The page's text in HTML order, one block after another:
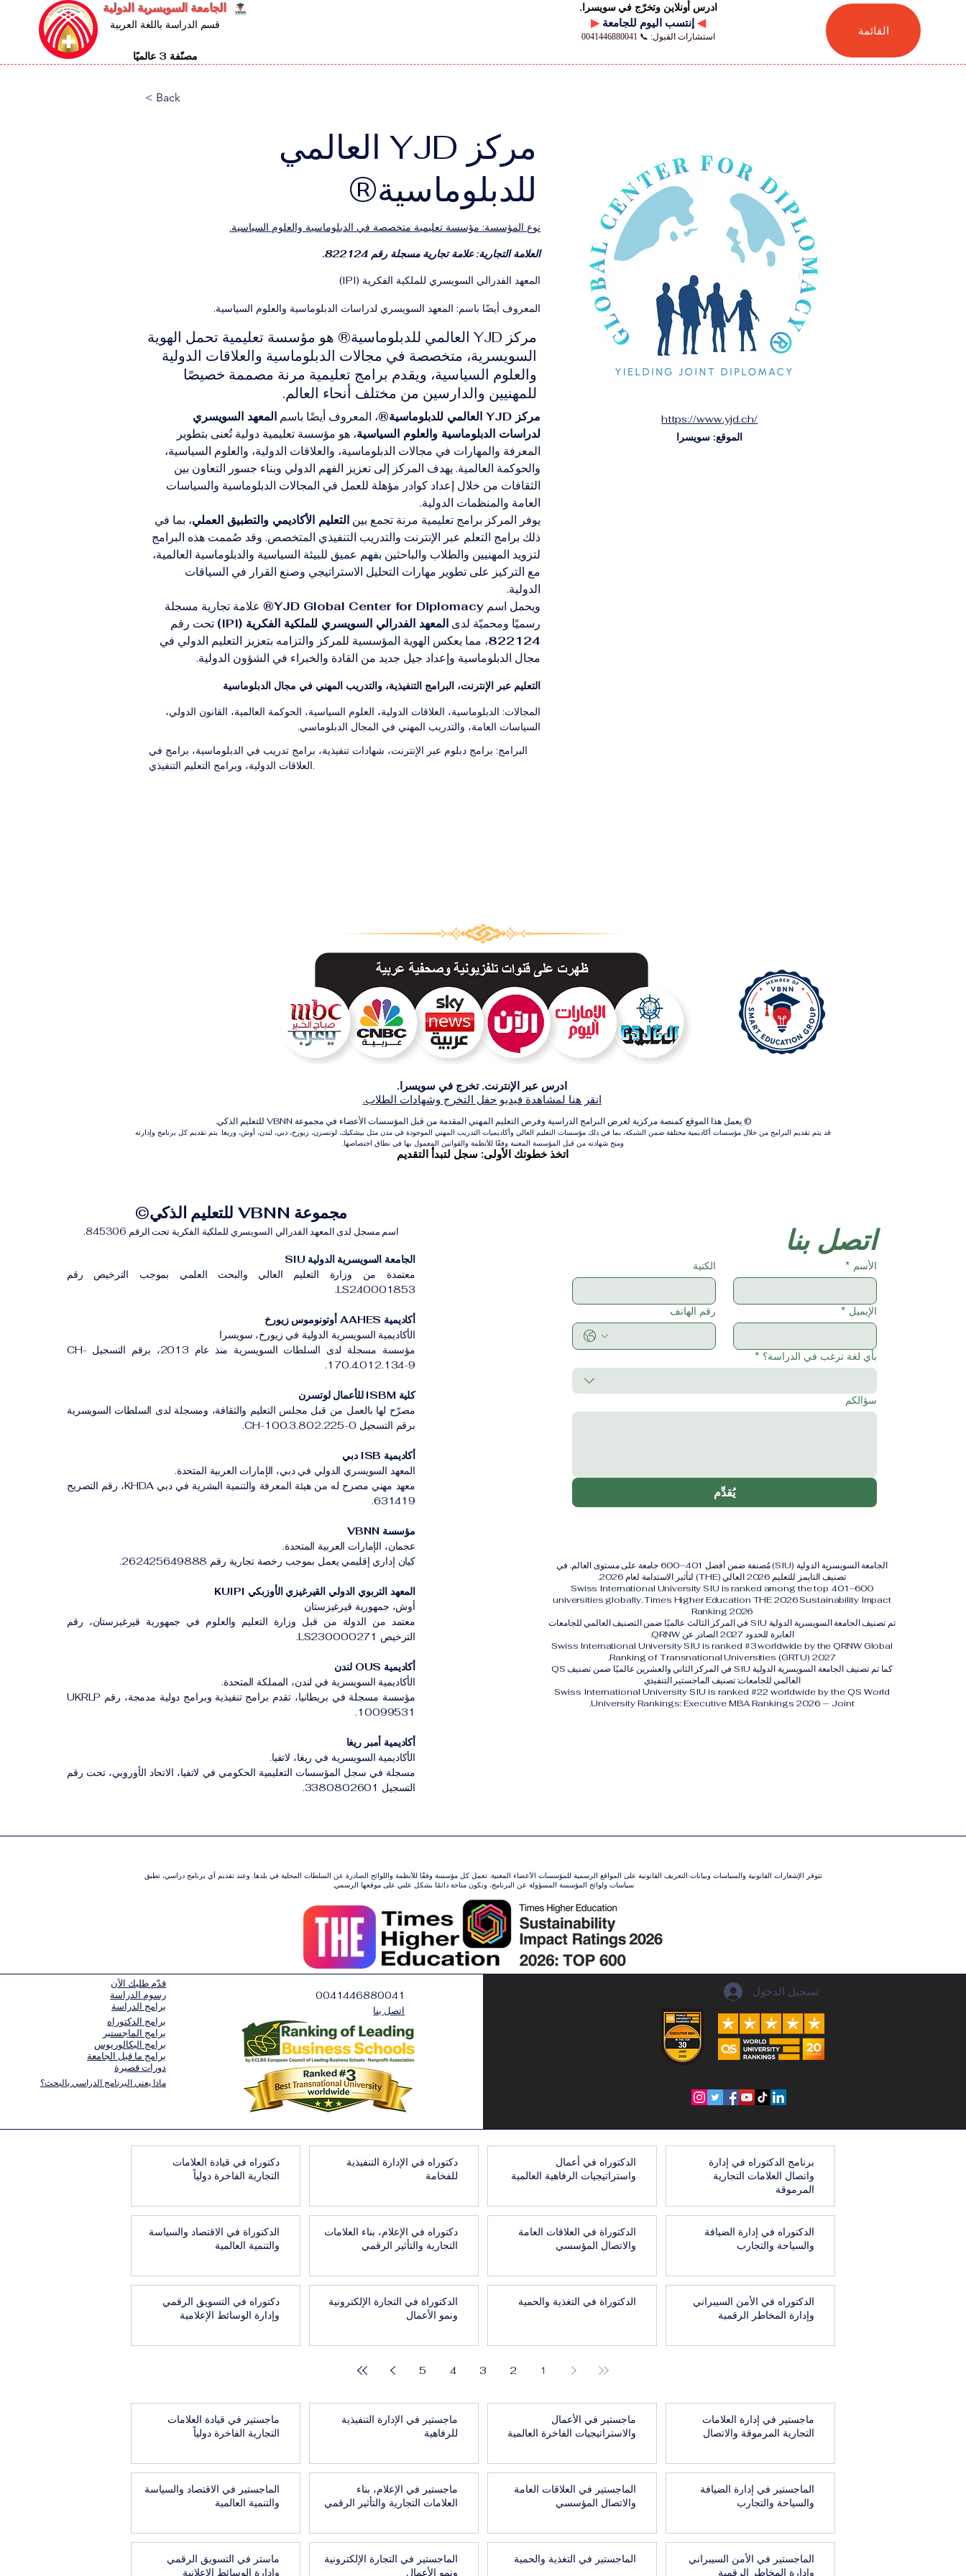
الجامعة السويسرية الدولية
قسم الدراسة باللغة العربية
مصنّفة 3 عالميًا
ادرس أونلاين وتخرّج في سويسرا.
▶ ◀
استشارات القبول: 📞 0041446880041 القائمة
< Back
مركز YJD العالمي
للدبلوماسية®
نوع المؤسسة: مؤسسة تعليمية متخصصة في الدبلوماسية والعلوم السياسية.
العلامة التجارية: علامة تجارية مسجلة رقم 822124.
المعهد الفدرالي السويسري للملكية الفكرية (IPI)
المعروف أيضًا باسم: المعهد السويسري لدراسات الدبلوماسية والعلوم السياسية.
مركز YJD العالمي للدبلوماسية® هو مؤسسة تعليمية تحمل الهوية
السويسرية، متخصصة في مجالات الدبلوماسية والعلاقات الدولية
والعلوم السياسية، ويقدم برامج تعليمية مرنة مصممة خصيصًا
للمهنيين والدارسين من مختلف أنحاء العالم.
مركز YJD العالمي للدبلوماسية® ، المعروف أيضًا باسم المعهد السويسري
لدراسات الدبلوماسية والعلوم السياسية، هو مؤسسة تعليمية دولية تُعنى بتطوير
المعرفة والمهارات في مجالات الدبلوماسية، والعلاقات الدولية، والعلوم السياسية،
والحوكمة العالمية. يهدف المركز إلى تعزيز الفهم الدولي وبناء جسور التعاون بين
الثقافات من خلال إعداد كوادر مؤهلة للعمل في المجالات الدبلوماسية والسياسات
العامة والمنظمات الدولية.
يوفر المركز برامج تعليمية مرنة تجمع بين التعليم الأكاديمي والتطبيق العملي، بما في
ذلك برامج التعلم عبر الإنترنت والتدريب التنفيذي المتخصص. وقد صُممت هذه البرامج
لتزويد المهنيين والطلاب والباحثين بفهم عميق للبيئة السياسية والدبلوماسية العالمية،
مع التركيز على تطوير مهارات التحليل الاستراتيجي وصنع القرار في السياقات
الدولية.
ويحمل اسم YJD Global Center for Diplomacy®
علامة تجارية مسجلة
رسميًا ومحميّة لدى المعهد الفدرالي السويسري للملكية الفكرية (IPI)
تحت رقم
822124، مما يعكس الهوية المؤسسية للمركز والتزامه بتعزيز التعليم الدولي في
مجال الدبلوماسية وإعداد جيل جديد من القادة والخبراء في الشؤون الدولية.
التعليم عبر الإنترنت، البرامج التنفيذية، والتدريب المهني في مجال الدبلوماسية
المجالات: الدبلوماسية، العلاقات الدولية، العلوم السياسية، الحوكمة العالمية، القانون الدولي،
السياسات العامة، والتدريب المهني في المجال الدبلوماسي.
البرامج: برامج دبلوم عبر الإنترنت، شهادات تنفيذية، برامج تدريب في الدبلوماسية، برامج في
العلاقات الدولية، وبرامج التعليم التنفيذي.
https://www.yjd.ch/
الموقع: سويسرا
ادرس عبر الإنترنت. تخرج في سويسرا.
انقر هنا لمشاهدة فيديو حفل التخرج وشهادات الطلاب.
© يعمل هذا الموقع كمنصة مركزية لعرض البرامج الدراسية وفرص التعليم المهني المقدمة من قبل المؤسسات الأعضاء في مجموعة VBNN للتعليم الذكي.
قد يتم تقديم البرامج من خلال مؤسسات أكاديمية مختلفة ضمن الشبكة، بما في ذلك مؤسسات التعليم العالي وأكاديميات التدريب المهني الموجودة في مدن مثل بيشكيك، لوتسرن، زيورخ، دبي، لندن، أوش، وريغا. يتم تقديم كل برنامج وإدارته
ومنح شهادته من قبل المؤسسة المعنية وفقًا للأنظمة والقوانين المعمول بها في نطاق اختصاصها.
اتخذ خطوتك الأولى: سجل لتبدأ التقديم
مجموعة VBNN للتعليم الذكي©
اسم مسجل لدى المعهد الفدرالي السويسري للملكية الفكرية تحت الرقم 845306.
الجامعة السويسرية الدولية SIU
معتمدة من وزارة التعليم العالي والبحث العلمي بموجب الترخيص رقم
LS240001853.
أكاديمية AAHES أوتونوموس زيورخ
الأكاديمية السويسرية الدولية في زيورخ، سويسرا
مؤسسة مسجلة لدى السلطات السويسرية منذ عام 2013، برقم التسجيل CH-
170.4.012.134-9.
كلية ISBM للأعمال لوتسرن
مصرّح لها بالعمل من قبل مجلس التعليم والثقافة، ومسجلة لدى السلطات السويسرية
برقم التسجيل CH-100.3.802.225-0.
أكاديمية ISB دبي
المعهد السويسري الدولي في دبي، الإمارات العربية المتحدة.
معهد مهني مصرح له من هيئة المعرفة والتنمية البشرية في دبي KHDA، رقم التصريح
631419.
مؤسسة VBNN
عجمان، الإمارات العربية المتحدة.
كيان إداري إقليمي يعمل بموجب رخصة تجارية رقم 262425649888.
المعهد التربوي الدولي القيرغيزي الأوزبكي KUIPI
أوش، جمهورية قيرغيزستان
معتمد من الدولة من قبل وزارة التعليم والعلوم في جمهورية قيرغيزستان، رقم
الترخيص LS230000271.
أكاديمية OUS لندن
الأكاديمية السويسرية في لندن، المملكة المتحدة.
مؤسسة مسجلة في بريطانيا، تقدم برامج تنفيذية وبرامج دولية مدمجة، رقم UKRLP
10099531.
أكاديمية أمبر ريغا
الأكاديمية السويسرية في ريغا، لاتفيا.
مسجلة في سجل المؤسسات التعليمية الحكومي في لاتفيا، الاتحاد الأوروبي، تحت رقم
التسجيل 3380802601.
اتصل بنا
الأسم * الكنية
الإيميل * رقم الهاتف
بأي لغة ترغب في الدراسة؟ *
سؤالكم
يُقدِّم
الجامعة السويسرية الدولية (SIU) مُصنفة ضمن أفضل 401–600 جامعة على مستوى العالم. في
تصنيف التايمز للتعليم 2026 العالي (THE) لتأثير الاستدامة لعام 2026.
Swiss International University SIU is ranked among the top 401–600
universities globally. Times Higher Education THE 2026 Sustainability Impact
Ranking 2026
تم تصنيف الجامعة السويسرية الدولية SIU في المركز الثالث عالميًا ضمن التصنيف العالمي للجامعات
العابرة للحدود 2027 الصادر عن QRNW.
Swiss International University SIU is ranked #3 worldwide by the QRNW Global
Ranking of Transnational Universities (GRTU) 2027.
كما تم تصنيف الجامعة السويسرية الدولية SIU في المركز الثاني والعشرين عالميًا ضمن تصنيف QS
العالمي للجامعات: تصنيف الماجستير التنفيذي
Swiss International University SIU is ranked #22 worldwide by the QS World
University Rankings: Executive MBA Rankings 2026 — Joint.
تتوفر الإشعارات القانونية والسياسات وبيانات التعريف القانونية على المواقع الرسمية للمؤسسات الأعضاء المعنية. تعمل كل مؤسسة وفقًا للأنظمة واللوائح الصادرة عن السلطات المحلية في بلدها. وعند تقديم أي برنامج دراسي، تطبق
سياسات ولوائح المؤسسة المسؤولة عن البرنامج، وتكون متاحة دائمًا بشكل علني على موقعها الرسمي.
قدّم طلبك الآن
رسوم الدراسة
برامج الدراسة
برامج الدكتوراه
برامج الماجستير
برامج البكالوريوس
برامج ما قبل الجامعة
دورات قصيرة
ماذا يعني البرنامج الدراسي بالبحث؟
0041446880041
اتصل بنا
تسجيل الدخول
برنامج الدكتوراه في إدارة
واتصال العلامات التجارية
المرموقة
الدكتوراه في أعمال
واستراتيجيات الرفاهية العالمية
دكتوراه في الإدارة التنفيذية
للفخامة
دكتوراه في قيادة العلامات
التجارية الفاخرة دولياً
الدكتوراه في إدارة الضيافة
والسياحة والتجارب
الدكتوراة في العلاقات العامة
والاتصال المؤسسي
دكتوراه في الإعلام، بناء العلامات
التجارية والتأثير الرقمي
الدكتوراة في الاقتصاد والسياسة
والتنمية العالمية
الدكتوراه في الأمن السيبراني
وإدارة المخاطر الرقمية
الدكتوراة في التغذية والحمية
الدكتوراة في التجارة الإلكترونية
ونمو الأعمال
دكتوراه في التسويق الرقمي
وإدارة الوسائط الإعلامية
1
2
3
4
5
ماجستير في إدارة العلامات
التجارية المرموقة والاتصال
ماجستير في الأعمال
والاستراتيجيات الفاخرة العالمية
ماجستير في الإدارة التنفيذية
للرفاهية
ماجستير في قيادة العلامات
التجارية الفاخرة دولياً
الماجستير في إدارة الضيافة
والسياحة والتجارب
الماجستير في العلاقات العامة
والاتصال المؤسسي
ماجستير في الإعلام، بناء
العلامات التجارية والتأثير الرقمي
الماجستير في الاقتصاد والسياسة
والتنمية العالمية
الماجستير في الأمن السيبراني
وإدارة المخاطر الرقمية
الماجستير في التغذية والحمية
الماجستير في التجارة الإلكترونية
ونمو الأعمال
ماستر في التسويق الرقمي
وإدارة الوسائط الإعلانية